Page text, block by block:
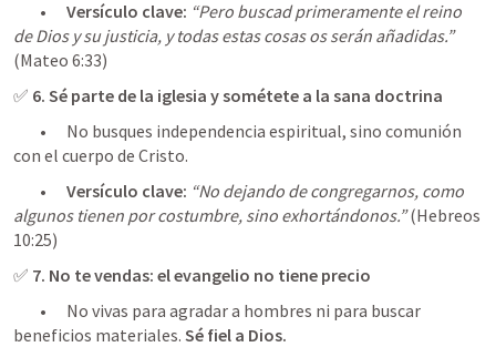
Versículo clave: “Pero buscad primeramente el reino
de Dios y su justicia, y todas estas cosas os serán añadidas.”
(Mateo 6:33
✅ 6. Sé parte de la iglesia y sométete a la sana doctrina
con el cuerpo de Cristo.
Versículo clave: “No dejando de congregarnos, como
algunos tienen por costumbre, sino exhortándonos.” (Hebreos
10:25)
✅ 7. No te vendas: el evangelio no tiene precio
beneficios materiales. Sé fiel a Dios.